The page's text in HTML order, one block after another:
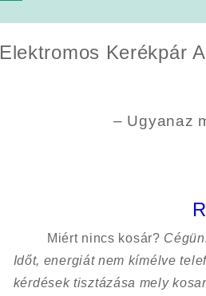
Elektromos Kerékpár
– Ugyanaz
Miért nincs kosár?
Időt, energiát nem kímélve
kérdések tisztázása mely